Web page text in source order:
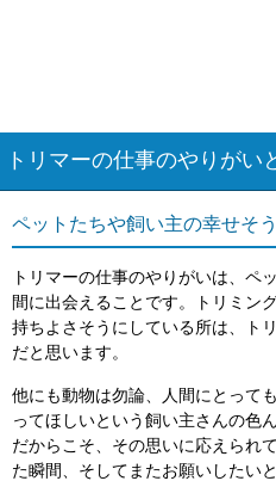
トリマーの仕事のやりがい
ペットたちや飼い主の幸せそ
トリマーの仕事のやりがいは、ペ
間に出会えることです。トリミン
持ちよさそうにしている所は、ト
だと思います。
他にも動物は勿論、人間にとって
ってほしいという飼い主さんの色
だからこそ、その思いに応えられ
た瞬間、そしてまたお願いしたい